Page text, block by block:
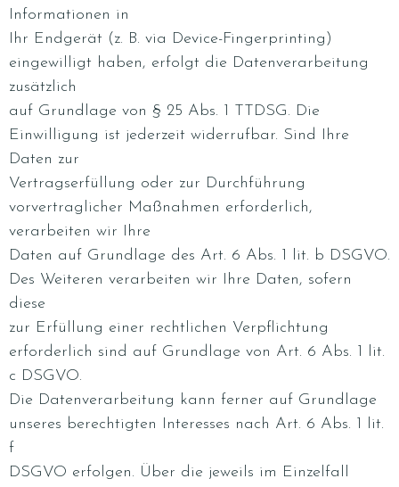
Informationen in
Ihr Endgerät (z. B. via Device-Fingerprinting)
eingewilligt haben, erfolgt die Datenverarbeitung
zusätzlich
auf Grundlage von § 25 Abs. 1 TTDSG. Die
Einwilligung ist jederzeit widerrufbar. Sind Ihre
Daten zur
Vertragserfüllung oder zur Durchführung
vorvertraglicher Maßnahmen erforderlich,
verarbeiten wir Ihre
Daten auf Grundlage des Art. 6 Abs. 1 lit. b DSGVO.
Des Weiteren verarbeiten wir Ihre Daten, sofern
diese
zur Erfüllung einer rechtlichen Verpflichtung
erforderlich sind auf Grundlage von Art. 6 Abs. 1 lit.
c DSGVO.
Die Datenverarbeitung kann ferner auf Grundlage
unseres berechtigten Interesses nach Art. 6 Abs. 1 lit.
f
DSGVO erfolgen. Über die jeweils im Einzelfall